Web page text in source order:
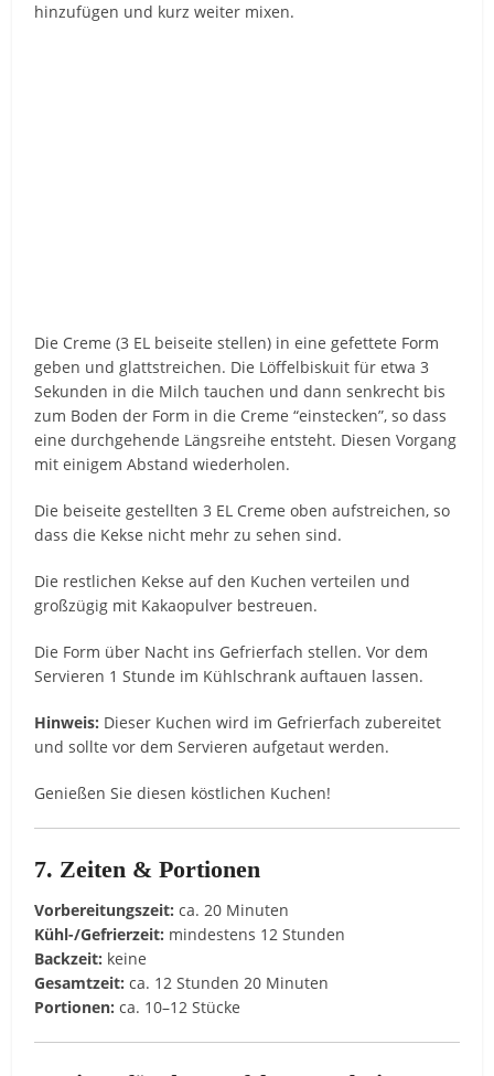
hinzufügen und kurz weiter mixen.
Die Creme (3 EL beiseite stellen) in eine gefettete Form
geben und glattstreichen. Die Löffelbiskuit für etwa 3
Sekunden in die Milch tauchen und dann senkrecht bis
zum Boden der Form in die Creme “einstecken”, so dass
eine durchgehende Längsreihe entsteht. Diesen Vorgang
mit einigem Abstand wiederholen.
Die beiseite gestellten 3 EL Creme oben aufstreichen, so
dass die Kekse nicht mehr zu sehen sind.
Die restlichen Kekse auf den Kuchen verteilen und
großzügig mit Kakaopulver bestreuen.
Die Form über Nacht ins Gefrierfach stellen. Vor dem
Servieren 1 Stunde im Kühlschrank auftauen lassen.
Hinweis: Dieser Kuchen wird im Gefrierfach zubereitet
und sollte vor dem Servieren aufgetaut werden.
Genießen Sie diesen köstlichen Kuchen!
7. Zeiten & Portionen
Vorbereitungszeit: ca. 20 Minuten
Kühl-/Gefrierzeit: mindestens 12 Stunden
Backzeit: keine
Gesamtzeit: ca. 12 Stunden 20 Minuten
Portionen: ca. 10–12 Stücke